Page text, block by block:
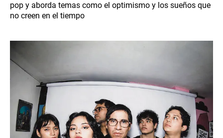
pop y aborda temas como el optimismo y los sueños que
no creen en el tiempo